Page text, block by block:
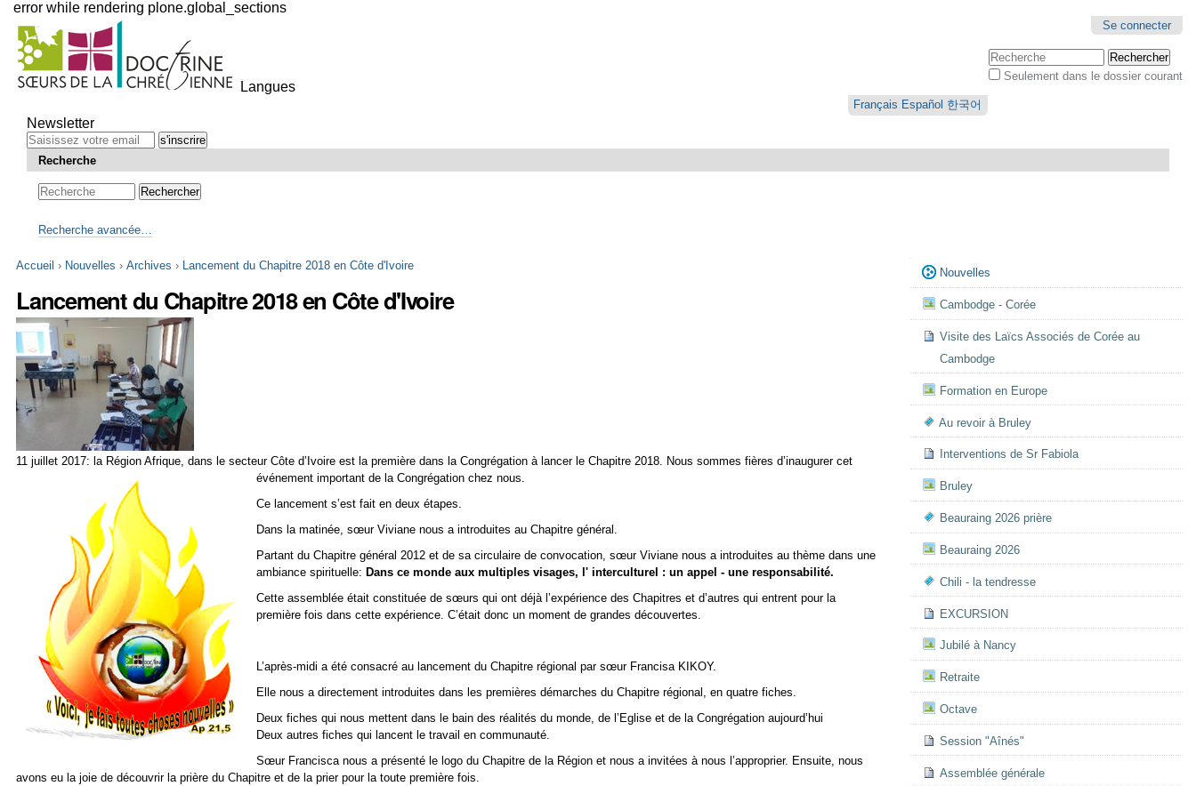
error while rendering plone.global_sections
Outils
personnels
Se connecter
Chercher par
Seulement dans le dossier courant
Langues
Français Español 한국어
au
contenu.
Aller
Newsletter
Recherche
Recherche avancée…
Accueil › Nouvelles ›Archives › Lancement du Chapitre 2018 en Côte d'Ivoire
Lancement du Chapitre 2018 en Côte d'Ivoire
11 juillet 2017: la Région Afrique, dans le secteur Côte d’Ivoire est la première dans la Congrégation à lancer le Chapitre 2018. Nous sommes fières d’inaugurer cet
événement important de la Congrégation chez nous.
Ce lancement s’est fait en deux étapes.
Dans la matinée, sœur Viviane nous a introduites au Chapitre général.
Partant du Chapitre général 2012 et de sa circulaire de convocation, sœur Viviane nous a introduites au thème dans une
ambiance spirituelle: Dans ce monde aux multiples visages, l' interculturel : un appel - une responsabilité.
Cette assemblée était constituée de sœurs qui ont déjà l’expérience des Chapitres et d’autres qui entrent pour la
première fois dans cette expérience. C’était donc un moment de grandes découvertes.
L’après-midi a été consacré au lancement du Chapitre régional par sœur Francisa KIKOY.
Elle nous a directement introduites dans les premières démarches du Chapitre régional, en quatre fiches.
Deux fiches qui nous mettent dans le bain des réalités du monde, de l’Eglise et de la Congrégation aujourd’hui
Deux autres fiches qui lancent le travail en communauté.
Sœur Francisca nous a présenté le logo du Chapitre de la Région et nous a invitées à nous l’approprier. Ensuite, nous
avons eu la joie de découvrir la prière du Chapitre et de la prier pour la toute première fois.
Navigation
Nouvelles
Cambodge - Corée
Visite des Laïcs Associés de Corée au
Cambodge
Formation en Europe
Au revoir à Bruley
Interventions de Sr Fabiola
Bruley
Beauraing 2026 prière
Beauraing 2026
Chili - la tendresse
EXCURSION
Jubilé à Nancy
Retraite
Octave
Session "Aînés"
Assemblée générale